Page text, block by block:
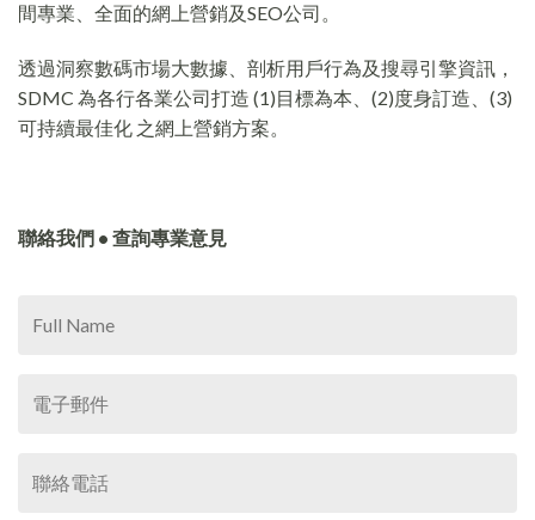
間專業、全面的網上營銷及SEO公司。
透過洞察數碼市場大數據、剖析用戶行為及搜尋引擎資訊，
SDMC 為各行各業公司打造 (1)目標為本、(2)度身訂造、(3)
可持續最佳化 之網上營銷方案。
聯絡我們 • 查詢專業意見